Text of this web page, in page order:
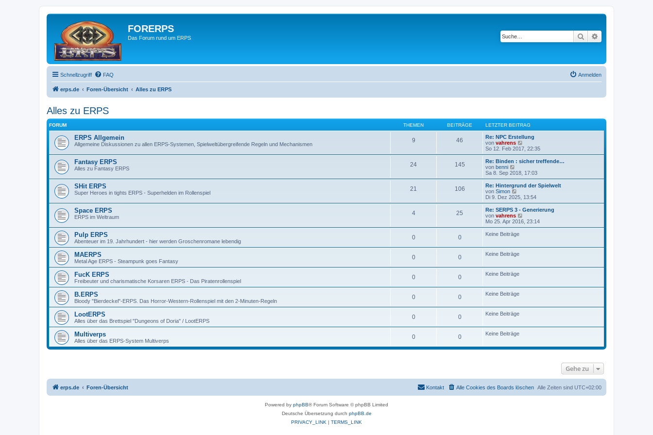
FORERPS
Das Forum rund um ERPS Suche
Schnellzugriff FAQ Anmelden
erps.de Foren-Übersicht Alles zu ERPS
Alles zu ERPS
FORUM THEMEN BEITRÄGE LETZTER BEITRAG
ERPS Allgemein
Allgemeine Diskussionen zu allen ERPS-Systemen, Spielweltübergreifende Regeln und Mechanismen
9 46
Re: NPC Erstellung
von vahrens
e
u
e
B
e
i
r
g
So 12. Feb 2017, 22:35
Fantasy ERPS
Alles zu Fantasy ERPS
24 145
Re: Binden : sicher treffende…
von benni
e
u
e
s
t
r
B
e
i
r
g
Sa 8. Sep 2018, 17:03
SHit ERPS
Super Heroes in tights ERPS - Superhelden im Rollenspiel
21 106
Re: Hintergrund der Spielwelt
von Simon
e
u
e
s
t
B
i
t
a
g
Di 9. Dez 2025, 13:54
Space ERPS
ERPS im Weltraum
4 25
Re: SERPS 3 - Generierung
von vahrens
e
u
e
e
Mo 25. Apr 2016, 23:14
Pulp ERPS
Abenteuer im 19. Jahrhundert - hier werden Groschenromane lebendig
0 0 Keine Beiträge
MAERPS
Metal Age ERPS - Steampunk goes Fantasy
0 0 Keine Beiträge
FucK ERPS
Freibeuter und charismatische Korsaren ERPS - Das Piratenrollenspiel
0 0 Keine Beiträge
B.ERPS
Bloody "Bierdeckel"-ERPS. Das Horror-Western-Rollenspiel mit den 2-Minuten-Regeln
0 0 Keine Beiträge
LootERPS
Alles über das Brettspiel "Dungeons of Doria" / LootERPS
0 0 Keine Beiträge
Multiverps
Alles über das ERPS-System Multiverps
0 0 Keine Beiträge
Gehe zu
erps.de Foren-Übersicht Alle Zeiten sind UTC+02:00
Alle Cookies des Boards löschen
Kontakt
Powered by phpBB® Forum Software © phpBB Limited
Deutsche Übersetzung durch phpBB.de
PRIVACY_LINK | TERMS_LINK